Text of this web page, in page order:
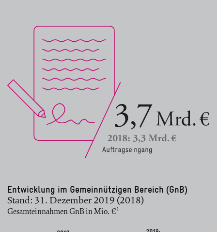
Entwicklung im Gemeinnützigen Bereich (GnB)
Stand: 31. Dezember 2019 (2018)
Gesamteinnahmen GnB in Mio. €1